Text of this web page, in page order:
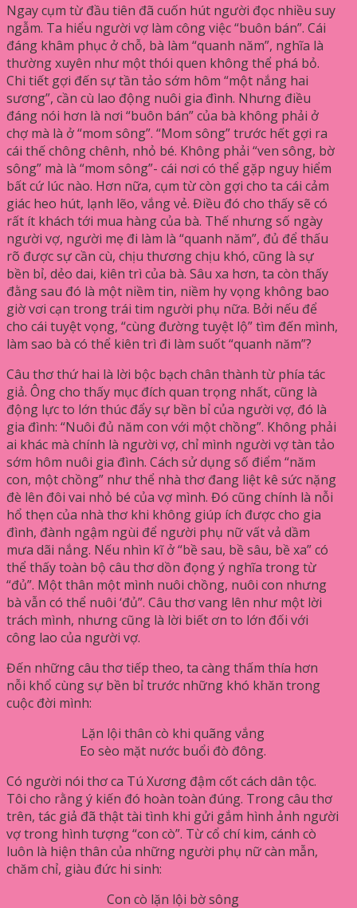
Ngay cụm từ đầu tiên đã cuốn hút người đọc nhiều suy
ngẫm. Ta hiểu người vợ làm công việc “buôn bán”. Cái
đáng khâm phục ở chỗ, bà làm “quanh năm”, nghĩa là
thường xuyên như một thói quen không thể phá bỏ.
Chi tiết gợi đến sự tần tảo sớm hôm “một nắng hai
sương”, cần cù lao động nuôi gia đình. Nhưng điều
đáng nói hơn là nơi “buôn bán” của bà không phải ở
chợ mà là ở “mom sông”. “Mom sông” trước hết gợi ra
cái thế chông chênh, nhỏ bé. Không phải “ven sông, bờ
sông” mà là “mom sông”- cái nơi có thể gặp nguy hiểm
bất cứ lúc nào. Hơn nữa, cụm từ còn gợi cho ta cái cảm
giác heo hút, lạnh lẽo, vắng vẻ. Điều đó cho thấy sẽ có
rất ít khách tới mua hàng của bà. Thế nhưng số ngày
người vợ, người mẹ đi làm là “quanh năm”, đủ để thấu
rõ được sự cần cù, chịu thương chịu khó, cũng là sự
bền bỉ, dẻo dai, kiên trì của bà. Sâu xa hơn, ta còn thấy
đằng sau đó là một niềm tin, niềm hy vọng không bao
giờ vơi cạn trong trái tim người phụ nữa. Bởi nếu để
cho cái tuyệt vọng, “cùng đường tuyệt lộ” tìm đến mình,
làm sao bà có thể kiên trì đi làm suốt “quanh năm”?
Câu thơ thứ hai là lời bộc bạch chân thành từ phía tác
giả. Ông cho thấy mục đích quan trọng nhất, cũng là
động lực to lớn thúc đẩy sự bền bỉ của người vợ, đó là
gia đình: “Nuôi đủ năm con với một chồng”. Không phải
ai khác mà chính là người vợ, chỉ mình người vợ tàn tảo
sớm hôm nuôi gia đình. Cách sử dụng số điểm “năm
con, một chồng” như thể nhà thơ đang liệt kê sức nặng
đè lên đôi vai nhỏ bé của vợ mình. Đó cũng chính là nỗi
hổ thẹn của nhà thơ khi không giúp ích được cho gia
đình, đành ngậm ngùi để người phụ nữ vất vả dầm
mưa dãi nắng. Nếu nhìn kĩ ở “bề sau, bề sâu, bề xa” có
thể thấy toàn bộ câu thơ dồn đọng ý nghĩa trong từ
“đủ”. Một thân một mình nuôi chồng, nuôi con nhưng
bà vẫn có thể nuôi ‘đủ”. Câu thơ vang lên như một lời
trách mình, nhưng cũng là lời biết ơn to lớn đối với
công lao của người vợ.
Đến những câu thơ tiếp theo, ta càng thấm thía hơn
nỗi khổ cùng sự bền bỉ trước những khó khăn trong
cuộc đời mình:
Lặn lội thân cò khi quãng vắng
Eo sèo mặt nước buổi đò đông.
Có người nói thơ ca Tú Xương đậm cốt cách dân tộc.
Tôi cho rằng ý kiến đó hoàn toàn đúng. Trong câu thơ
trên, tác giả đã thật tài tình khi gửi gắm hình ảnh người
vợ trong hình tượng “con cò”. Từ cổ chí kim, cánh cò
luôn là hiện thân của những người phụ nữ càn mẫn,
chăm chỉ, giàu đức hi sinh:
Con cò lặn lội bờ sông